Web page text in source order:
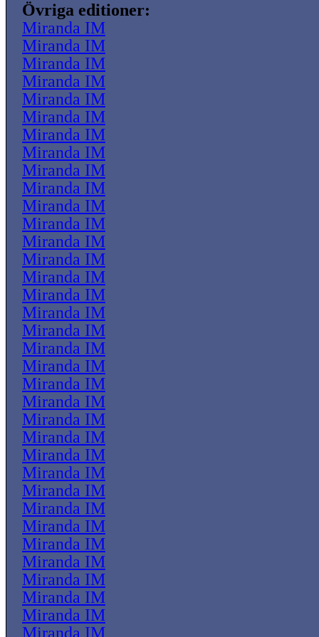
Övriga editioner:
Miranda IM
Miranda IM
Miranda IM
Miranda IM
Miranda IM
Miranda IM
Miranda IM
Miranda IM
Miranda IM
Miranda IM
Miranda IM
Miranda IM
Miranda IM
Miranda IM
Miranda IM
Miranda IM
Miranda IM
Miranda IM
Miranda IM
Miranda IM
Miranda IM
Miranda IM
Miranda IM
Miranda IM
Miranda IM
Miranda IM
Miranda IM
Miranda IM
Miranda IM
Miranda IM
Miranda IM
Miranda IM
Miranda IM
Miranda IM
Miranda IM